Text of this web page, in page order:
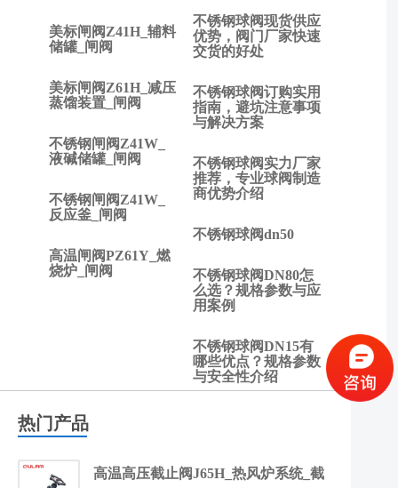
美标闸阀Z41H_辅料
储罐_闸阀
美标闸阀Z61H_减压
蒸馏装置_闸阀
不锈钢闸阀Z41W_
液碱储罐_闸阀
不锈钢闸阀Z41W_
反应釜_闸阀
高温闸阀PZ61Y_燃
烧炉_闸阀
不锈钢球阀现货供应
优势，阀门厂家快速
交货的好处
不锈钢球阀订购实用
指南，避坑注意事项
与解决方案
不锈钢球阀实力厂家
推荐，专业球阀制造
商优势介绍
不锈钢球阀dn50
不锈钢球阀DN80怎
么选？规格参数与应
用案例
不锈钢球阀DN15有
哪些优点？规格参数
与安全性介绍
篇:
热门产品
高温高压截止阀J65H_热风炉系统_截